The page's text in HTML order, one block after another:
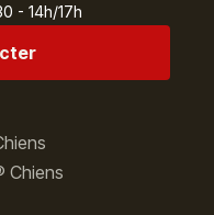
Chiens
- 14h/17h